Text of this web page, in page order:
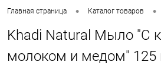
Главная страница • Каталог товаров •
Khadi Natural Мыло "С
молоком и медом" 125